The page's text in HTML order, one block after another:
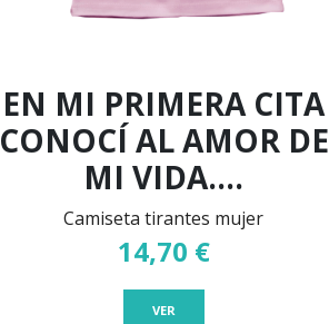
EN MI PRIMERA CITA
CONOCÍ AL AMOR DE
MI VIDA....
Camiseta tirantes mujer
14,70 €
VER